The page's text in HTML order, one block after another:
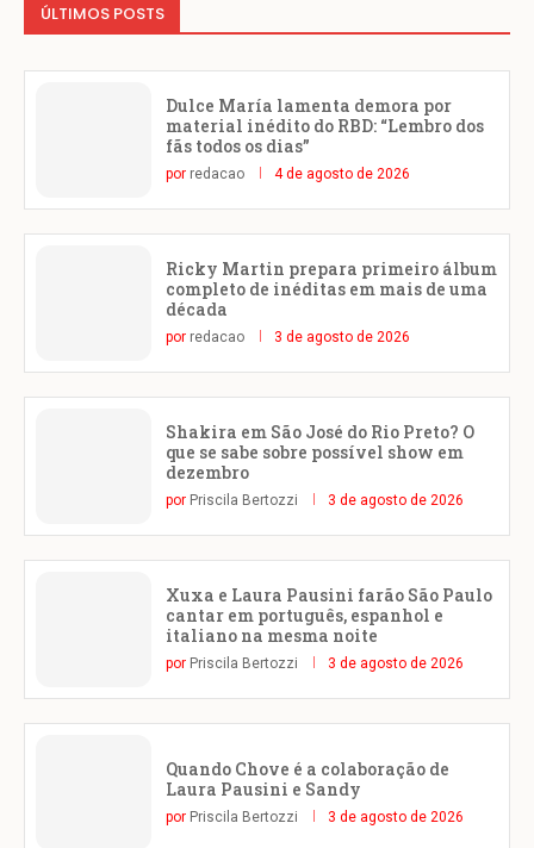
ÚLTIMOS POSTS
Dulce María lamenta demora por
material inédito do RBD: “Lembro dos
fãs todos os dias”
por redacao 4 de agosto de 2026
Ricky Martin prepara primeiro álbum
completo de inéditas em mais de uma
década
por redacao 3 de agosto de 2026
Shakira em São José do Rio Preto? O
que se sabe sobre possível show em
dezembro
por Priscila Bertozzi 3 de agosto de 2026
Xuxa e Laura Pausini farão São Paulo
cantar em português, espanhol e
italiano na mesma noite
por Priscila Bertozzi 3 de agosto de 2026
Quando Chove é a colaboração de
Laura Pausini e Sandy
por Priscila Bertozzi 3 de agosto de 2026